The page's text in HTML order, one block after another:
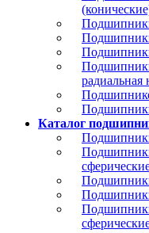
радиальная
Каталог